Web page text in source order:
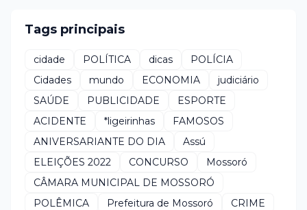
Tags principais
cidade POLÍTICA dicas
POLÍCIA
Cidades
mundo ECONOMIA
judiciário
SAÚDE
PUBLICIDADE
ESPORTE
ACIDENTE
*ligeirinhas
FAMOSOS
ANIVERSARIANTE DO DIA
Assú
ELEIÇÕES 2022
CONCURSO
Mossoró
CÂMARA MUNICIPAL DE MOSSORÓ
POLÊMICA
Prefeitura de Mossoró
CRIME